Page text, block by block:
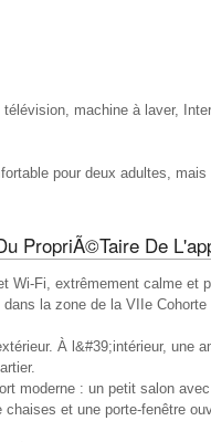
machine à laver,
pour deux adultes,
PropriÃ©taire De
Wi-Fi, extrêmement calme et
la zone de la VIIe Cohorte
À l&#39;intérieur, une
moderne : un petit salon
et une porte-fenêtre